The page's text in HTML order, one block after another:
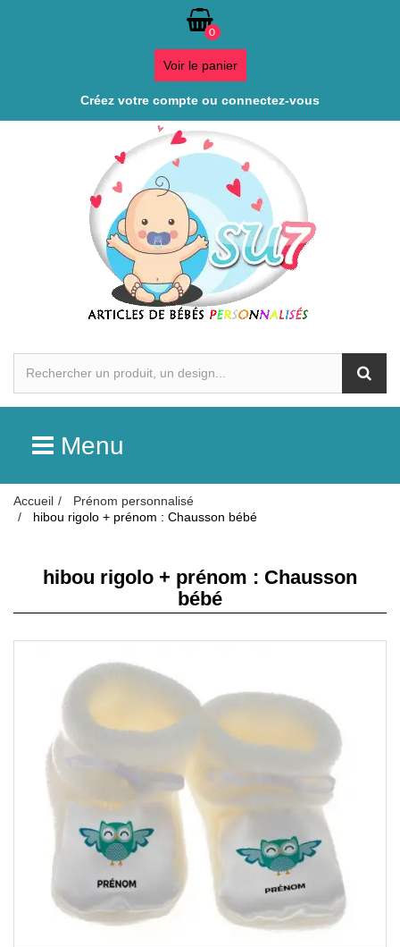
0
Voir le panier
Créez votre compte ou connectez-vous
Menu
Accueil
Prénom personnalisé
hibou rigolo + prénom : Chausson bébé
hibou rigolo + prénom : Chausson
bébé